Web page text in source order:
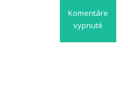
Komentáre
vypnuté